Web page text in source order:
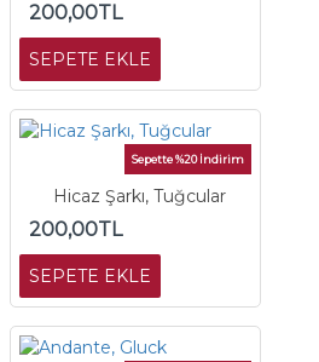
200,00TL
SEPETE EKLE
Sepette %20 İndirim
Hicaz Şarkı, Tuğcular
200,00TL
SEPETE EKLE